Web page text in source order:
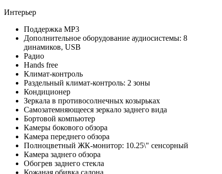
Интерьер
Поддержка MP3
Дополнительное оборудование аудиосистемы: 8
динамиков, USB
Радио
Hands free
Климат-контроль
Раздельный климат-контроль: 2 зоны
Кондиционер
Зеркала в противосолнечных козырьках
Самозатемняющееся зеркало заднего вида
Бортовой компьютер
Камеры бокового обзора
Камера переднего обзора
Полноцветный ЖК-монитор: 10.25\" сенсорный
Камера заднего обзора
Обогрев заднего стекла
Кожаная обивка салона